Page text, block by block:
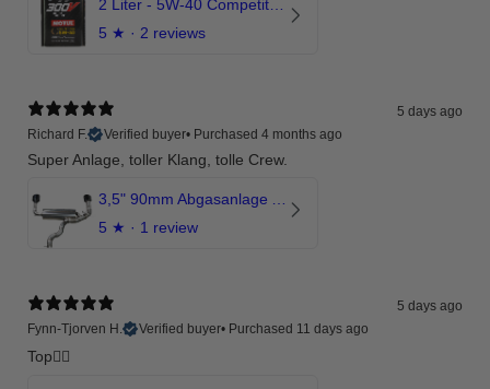
5 ★ · 2 reviews
5 days ago
Richard F.
Verified buyer• Purchased 4 months ago
Super Anlage, toller Klang, tolle Crew.
5 ★ · 1 review
5 days ago
Fynn-Tjorven H.
Verified buyer• Purchased 11 days ago
Top👍🏼